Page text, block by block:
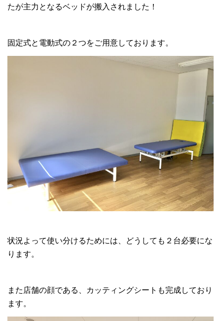
たが主力となるベッドが搬入されました！
固定式と電動式の２つをご用意しております。
状況よって使い分けるためには、どうしても２台必要にな
ります。
また店舗の顔である、カッティングシートも完成しており
ます。